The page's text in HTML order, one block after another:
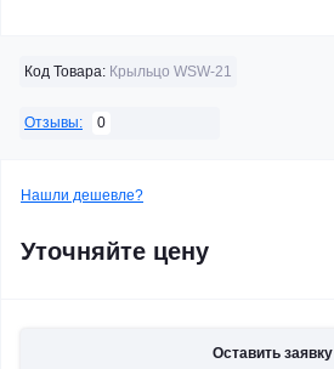
Код Товара: Крыльцо WSW-21
Отзывы: 0
Нашли дешевле?
Уточняйте цену
Оставить заявку